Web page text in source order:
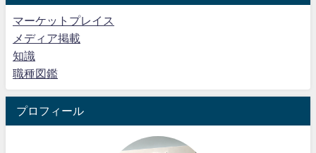
マーケットプレイス
メディア掲載
知識
職種図鑑
プロフィール